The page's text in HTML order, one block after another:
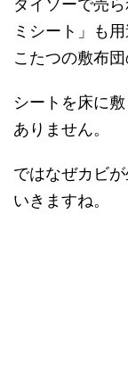
ミシート」も
こたつの敷布
シートを床に
ありません。
ではなぜカビ
いきますね。